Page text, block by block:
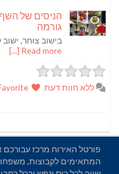
הניסים של
גורמה
בישוב צוחר,
Read more [...]
ללא חוות דעת
פורטל האירוח מרכז עבורכם
המתאימים לקבוצות, משפחות,